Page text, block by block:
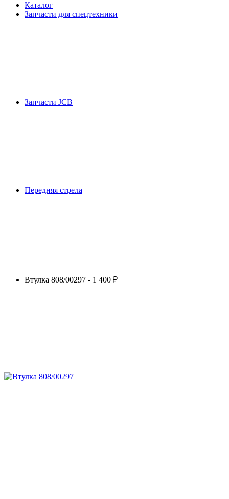
Каталог
Запчасти для спецтехники
Запчасти JCB
Передняя стрела
Втулка 808/00297 - 1 400 ₽